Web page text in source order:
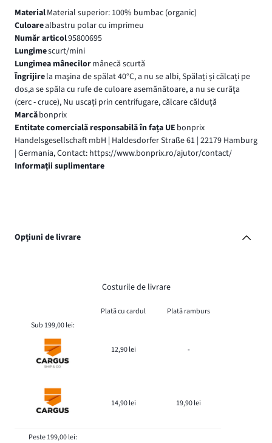
MaterialMaterial superior: 100% bumbac (organic)
Culoarealbastru polar cu imprimeu
Număr articol95800695
Lungimescurt/mini
Lungimea mânecilormânecă scurtă
Îngrijirela maşina de spălat 40°C, a nu se albi, Spălați și călcați pe
dos,a se spăla cu rufe de culoare asemănătoare, a nu se curăţa
(cerc - cruce), Nu uscați prin centrifugare, călcare călduţă
Marcăbonprix
Entitate comercială responsabilă în fața UE bonprix
Handelsgesellschaft mbH | Haldesdorfer Straße 61 | 22179 Hamburg
| Germania, Contact: https://www.bonprix.ro/ajutor/contact/
Informaţii suplimentare
Opțiuni de livrare
Costurile de livrare
Plată cu cardul
Plată ramburs
Sub 199,00 lei:
12,90 lei -
14,90 lei 19,90 lei
Peste 199,00 lei: